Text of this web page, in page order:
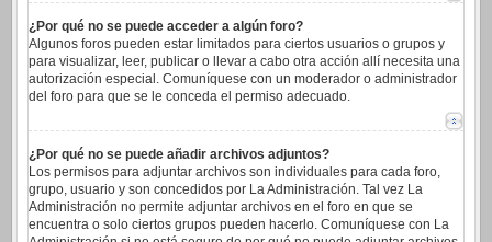
¿Por qué no se puede acceder a algún foro?
Algunos foros pueden estar limitados para ciertos usuarios o grupos y
para visualizar, leer, publicar o llevar a cabo otra acción allí necesita una
autorización especial. Comuníquese con un moderador o administrador
del foro para que se le conceda el permiso adecuado.
¿Por qué no se puede añadir archivos adjuntos?
Los permisos para adjuntar archivos son individuales para cada foro,
grupo, usuario y son concedidos por La Administración. Tal vez La
Administración no permite adjuntar archivos en el foro en que se
encuentra o solo ciertos grupos pueden hacerlo. Comuníquese con La